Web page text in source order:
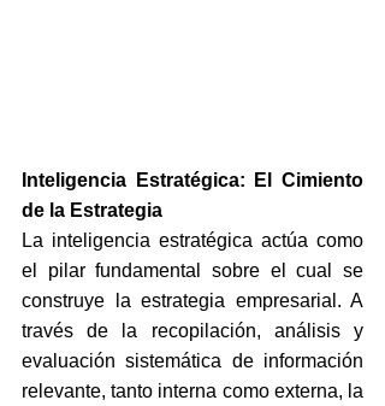
Inteligencia Estratégica: El Cimiento
de la Estrategia
La inteligencia estratégica actúa como
el pilar fundamental sobre el cual se
construye la estrategia empresarial. A
través de la recopilación, análisis y
evaluación sistemática de información
relevante, tanto interna como externa, la